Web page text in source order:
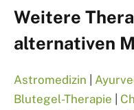
Weitere
alternativen
Astromedizin
Blutegel-Therapie